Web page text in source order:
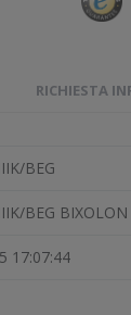
RICHIESTA
BEG
BEG
17:07:44